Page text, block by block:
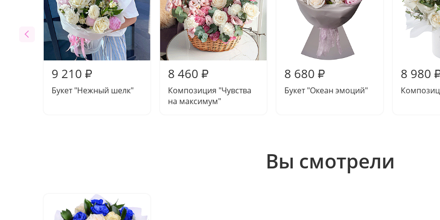
9 210 ₽
Букет "Нежный шелк"
8 460 ₽
Композиция "Чувства
на максимум"
8 680 ₽
Букет "Океан эмоций"
8 980
Вы смотрели